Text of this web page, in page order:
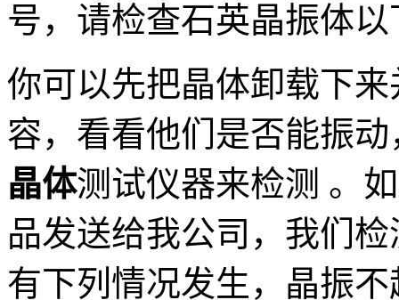
号，请检查石英晶振体以
你可以先把晶体卸载下
容，看看他们是否能振
晶体测试仪器来检测 。
品发送给我公司，我们
有下列情况发生，晶振